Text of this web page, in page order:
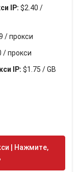
IP: $2.40 /
/ прокси
/ прокси
IP: $1.75 / GB
| Нажмите,